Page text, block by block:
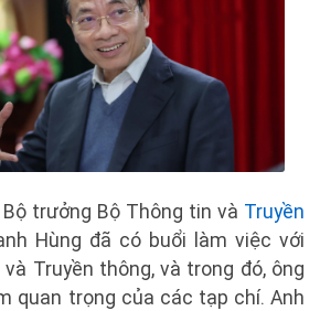
trưởng Bộ Thông tin và Truyền
Hùng đã có buổi làm việc với
Truyền thông, và trong đó, ông
quan trọng của các tạp chí. Anh